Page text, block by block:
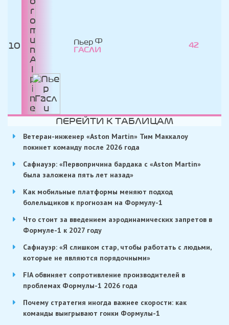
10
Пьер
ГАСЛИ
42
ПЕРЕЙТИ К ТАБЛИЦАМ
Ветеран-инженер «Aston Martin» Тим Маккалоу
покинет команду после 2026 года
Сафнауэр: «Первопричина бардака с «Aston Martin»
была заложена пять лет назад»
Как мобильные платформы меняют подход
болельщиков к прогнозам на Формулу-1
Что стоит за введением аэродинамических запретов в
Формуле-1 к 2027 году
Сафнауэр: «Я слишком стар, чтобы работать с людьми,
которые не являются порядочными»
FIA обвиняет сопротивление производителей в
проблемах Формулы-1 2026 года
Почему стратегия иногда важнее скорости: как
команды выигрывают гонки Формулы-1